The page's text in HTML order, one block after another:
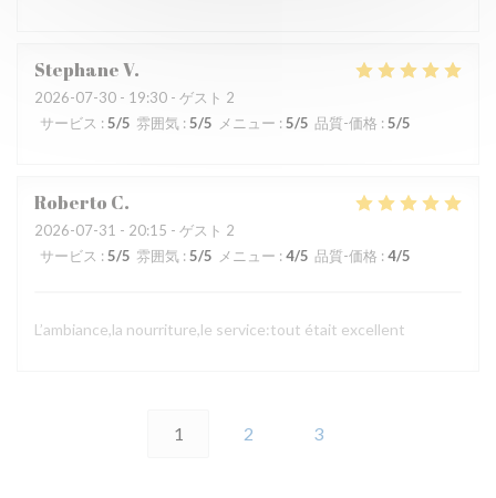
StephaneV
2026-07-30 - 19:30 - ゲスト 2
サービス :5/5 雰囲気 : 5/5 メニュー : 5/5 品質-価格 :5/5
Roberto C
2026-07-31 - 20:15 - ゲスト 2
サービス : 5/5 雰囲気 : 5/5 メニュー : 4/5 品質-価格 : 4/5
L’ambiance,la nourriture,le service:tout était excellent
1 2 3